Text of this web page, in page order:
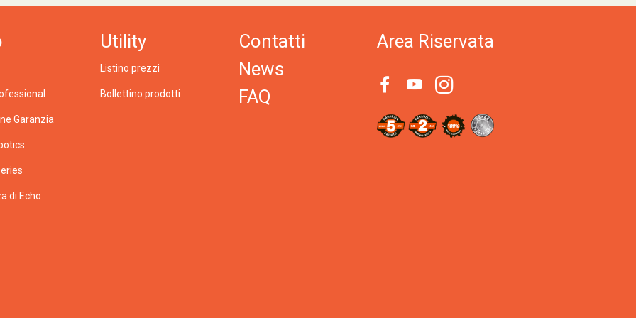
Garanzia
di Echo
Utility
Listino prezzi
Bollettino prodotti
Contatti
News
FAQ
Area Riservata